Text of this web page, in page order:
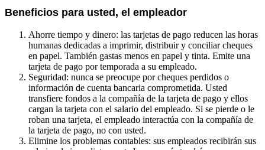
Beneficios para usted, el empleador
Ahorre tiempo y dinero: las tarjetas de pago reducen las horas
humanas dedicadas a imprimir, distribuir y conciliar cheques
en papel. También gastas menos en papel y tinta. Emite una
tarjeta de pago por temporada a su empleado.
Seguridad: nunca se preocupe por cheques perdidos o
información de cuenta bancaria comprometida. Usted
transfiere fondos a la compañía de la tarjeta de pago y ellos
cargan la tarjeta con el salario del empleado. Si se pierde o le
roban una tarjeta, el empleado interactúa con la compañía de
la tarjeta de pago, no con usted.
Elimine los problemas contables: sus empleados recibirán sus